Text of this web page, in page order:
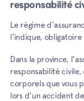
responsabilité
Le régime
l'indique,
Dans la province,
responsabilité
corporels que vous
lors d'un accident